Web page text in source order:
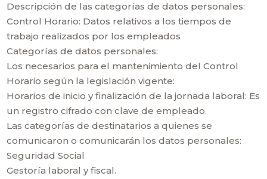
Descripción de las categorías de datos personales:
Control Horario: Datos relativos a los tiempos de
trabajo realizados por los empleados
Categorías de datos personales:
Los necesarios para el mantenimiento del Control
Horario según la legislación vigente:
Horarios de inicio y finalización de la jornada laboral: Es
un registro cifrado con clave de empleado.
Las categorías de destinatarios a quienes se
comunicaron o comunicarán los datos personales:
Seguridad Social
Gestoría laboral y fiscal.